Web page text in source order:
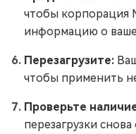
чтобы корпорация
информацию о
Перезагрузите:
чтобы применить
Проверьте
перезагрузки